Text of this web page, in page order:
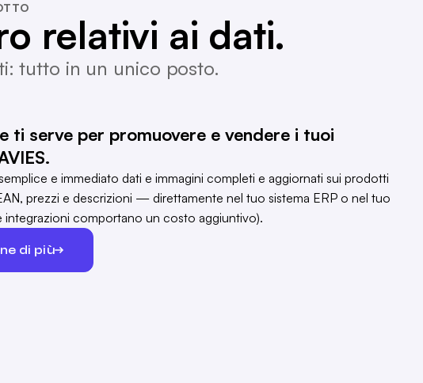
relativi ai dati.
tutto in un unico posto.
ti serve per promuovere e vendere i tuoi
e immediato dati e immagini completi e aggiornati sui prodotti
prezzi e descrizioni — direttamente nel tuo sistema ERP o nel tuo
integrazioni comportano un costo aggiuntivo).
di più